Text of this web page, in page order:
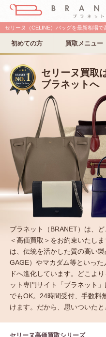
初めての方 買取メニュー
セリーヌ（CELINE）バッグを最新相場で
セリーヌ買取
ブラネットへ
ブラネット（BRANET）は、
＜高価買取＞をお約束いたし
は、伝統を活かした質の高い
GAGE）やマカダム等といっ
ドへ進化しています。どこよ
ット専門サイト「ブラネット
でもOK。24時間受付、手数料
けます。だから、思いついた
セリーヌ高価買取シリーズ